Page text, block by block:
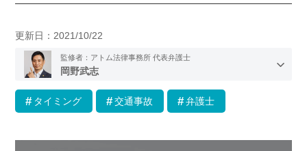
更新日： 2021/10/22
監修者：アトム法律事務所 代表弁護士
岡野武志
タイミング 交通事故 弁護士